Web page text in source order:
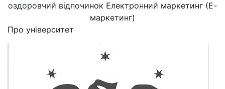
оздоровчий відпочинок Електронний маркетинг (Е-
маркетинг)
Про університет